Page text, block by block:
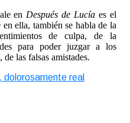
en Después de Lucíaes el
ella, también se habla de la
de culpa, de la
para poder juzgar a los
las falsas amistades.
dolorosamente real